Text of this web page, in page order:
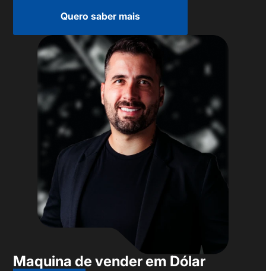
Quero saber mais
Maquina de vender em Dólar